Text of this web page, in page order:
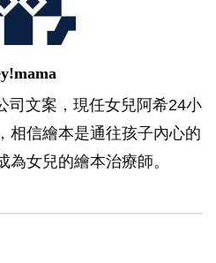
司文案，現任女兒阿希24小
相信繪本是通往孩子內心的
為女兒的繪本治療師。